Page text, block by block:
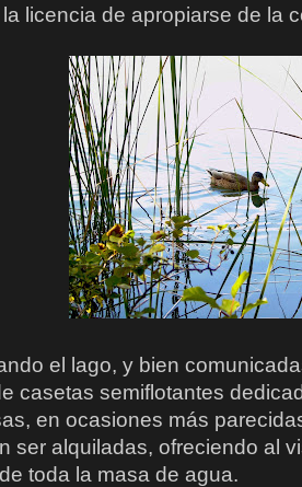
licencia de apropiarse de la
el lago, y bien
casetas semiflotantes
en ocasiones más
ser alquiladas, ofreciendo al
toda la masa de agua.